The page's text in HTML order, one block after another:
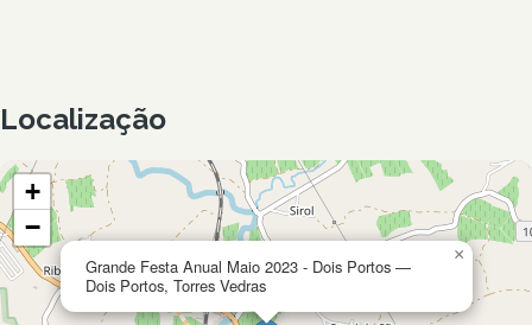
Localização
Grande Festa Anual Maio 2023 - Dois Portos —
Dois Portos, Torres Vedras
×
+
−